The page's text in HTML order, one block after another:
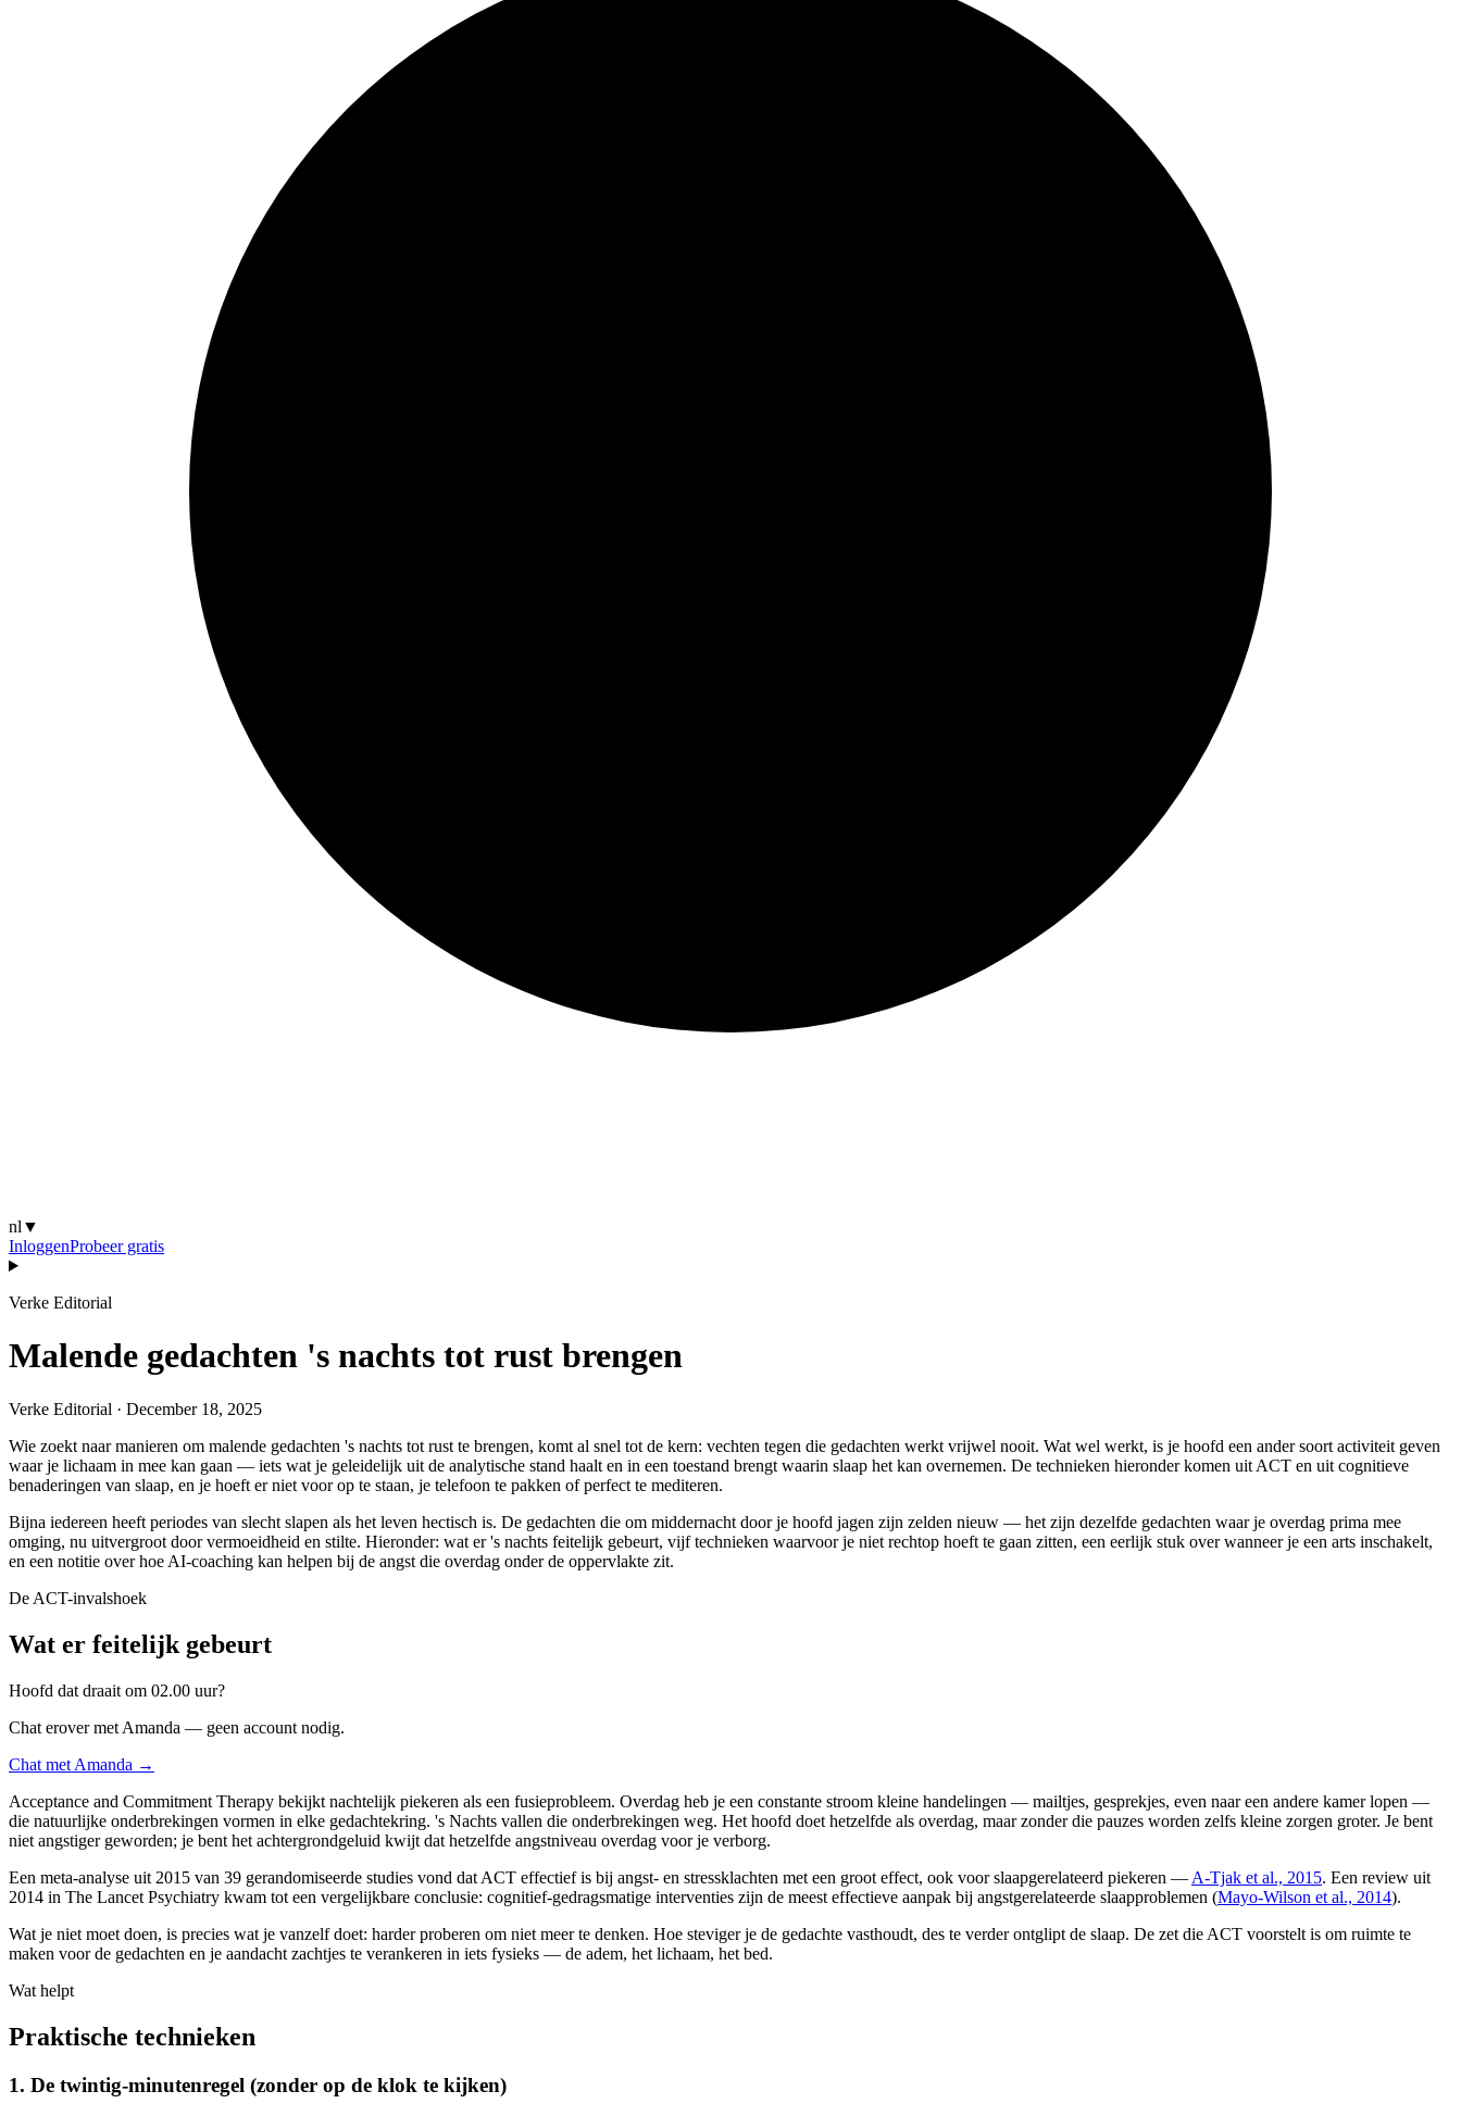
nl ▼
InloggenProbeer gratis
Verke Editorial
Malende gedachten 's nachts tot rust brengen
Verke Editorial · December 18, 2025
Wie zoekt naar manieren om malende gedachten 's nachts tot rust te brengen, komt al snel tot de kern: vechten tegen die gedachten werkt vrijwel nooit. Wat wel werkt, is je hoofd een ander soort activiteit geven
waar je lichaam in mee kan gaan — iets wat je geleidelijk uit de analytische stand haalt en in een toestand brengt waarin slaap het kan overnemen. De technieken hieronder komen uit ACT en uit cognitieve
benaderingen van slaap, en je hoeft er niet voor op te staan, je telefoon te pakken of perfect te mediteren.
Bijna iedereen heeft periodes van slecht slapen als het leven hectisch is. De gedachten die om middernacht door je hoofd jagen zijn zelden nieuw — het zijn dezelfde gedachten waar je overdag prima mee
omging, nu uitvergroot door vermoeidheid en stilte. Hieronder: wat er 's nachts feitelijk gebeurt, vijf technieken waarvoor je niet rechtop hoeft te gaan zitten, een eerlijk stuk over wanneer je een arts inschakelt,
en een notitie over hoe AI-coaching kan helpen bij de angst die overdag onder de oppervlakte zit.
De ACT-invalshoek
Wat er feitelijk gebeurt
Hoofd dat draait om 02.00 uur?
Chat erover met Amanda — geen account nodig.
Chat met Amanda →
Acceptance and Commitment Therapy bekijkt nachtelijk piekeren als een fusieprobleem. Overdag heb je een constante stroom kleine handelingen — mailtjes, gesprekjes, even naar een andere kamer lopen —
die natuurlijke onderbrekingen vormen in elke gedachtekring. 's Nachts vallen die onderbrekingen weg. Het hoofd doet hetzelfde als overdag, maar zonder die pauzes worden zelfs kleine zorgen groter. Je bent
niet angstiger geworden; je bent het achtergrondgeluid kwijt dat hetzelfde angstniveau overdag voor je verborg.
Een meta-analyse uit 2015 van 39 gerandomiseerde studies vond dat ACT effectief is bij angst- en stressklachten met een groot effect, ook voor slaapgerelateerd piekeren — A-Tjak et al., 2015. Een review uit
2014 in The Lancet Psychiatry kwam tot een vergelijkbare conclusie: cognitief-gedragsmatige interventies zijn de meest effectieve aanpak bij angstgerelateerde slaapproblemen (Mayo-Wilson et al., 2014).
Wat je niet moet doen, is precies wat je vanzelf doet: harder proberen om niet meer te denken. Hoe steviger je de gedachte vasthoudt, des te verder ontglipt de slaap. De zet die ACT voorstelt is om ruimte te
maken voor de gedachten en je aandacht zachtjes te verankeren in iets fysieks — de adem, het lichaam, het bed.
Wat helpt
Praktische technieken
1. De twintig-minutenregel (zonder op de klok te kijken)